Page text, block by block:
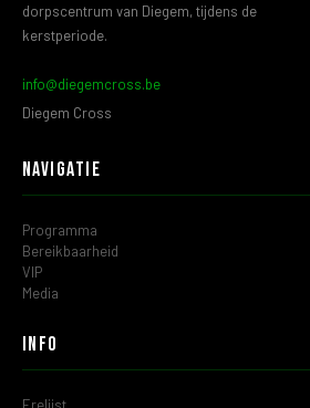
dorpscentrum van Diegem, tijdens de
kerstperiode.
info@diegemcross.be
Diegem Cross
Navigatie
Programma
Bereikbaarheid
VIP
Media
Info
Erelijst